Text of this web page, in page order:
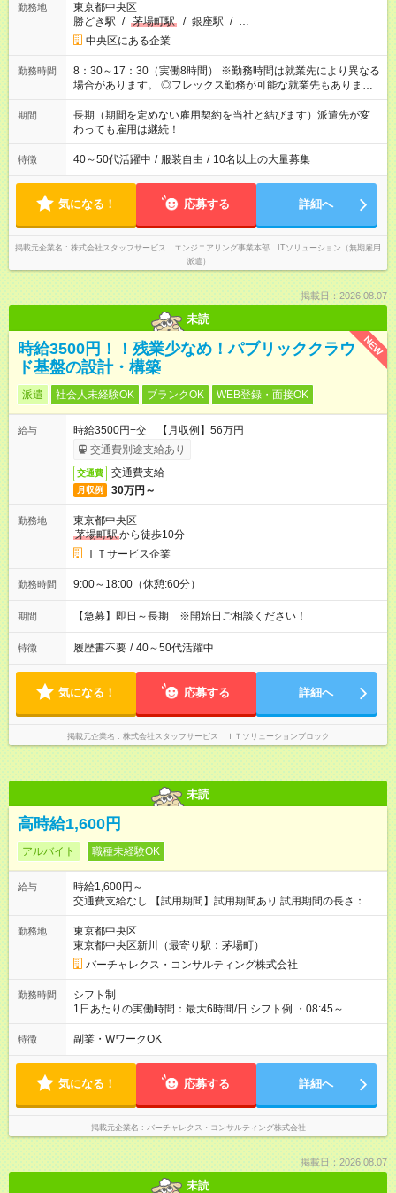
勤務地
東京都中央区
勝どき駅 / 茅場町駅 / 銀座駅 / …
中央区にある企業
勤務時間
8：30～17：30（実働8時間） ※勤務時間は就業先により異なる
場合があります。 ◎フレックス勤務が可能な就業先もありま
す。 ◎今よりもさらに働きやすい環境をつくるべく、 働き方
改革に全社をあげて取り組んでいます。
期間
長期（期間を定めない雇用契約を当社と結びます）派遣先が変
わっても雇用は継続！
特徴 40～50代活躍中 / 服装自由 / 10名以上の大量募集
気になる！ 応募する 詳細へ
掲載元企業名
株式会社スタッフサービス エンジニアリング事業本部 ITソリューション（無期雇用
派遣）
掲載日：2026.08.07
未読
NEW
時給3500円！！残業少なめ！パブリッククラウ
ド基盤の設計・構築
派遣 社会人未経験OK ブランクOK WEB登録・面接OK
給与
時給3500円+交 【月収例】56万円
交通費別途支給あり
交通費 交通費支給
月収例 30万円～
勤務地
東京都中央区
茅場町駅から徒歩10分
ＩＴサービス企業
勤務時間 9:00～18:00（休憩:60分）
期間 【急募】即日～長期 ※開始日ご相談ください！
特徴 履歴書不要 / 40～50代活躍中
気になる！ 応募する 詳細へ
掲載元企業名 株式会社スタッフサービス ＩＴソリューションブロック
未読
高時給1,600円
アルバイト 職種未経験OK
給与
時給1,600円～
交通費支給なし 【試用期間】試用期間あり 試用期間の長さ：1
ヶ月 雇用形態、給与は本採用時と同じです。
勤務地
東京都中央区
東京都中央区新川（最寄り駅：茅場町）
バーチャレクス・コンサルティング株式会社
勤務時間
シフト制
1日あたりの実働時間：最大6時間/日 シフト例 ・08:45～
13:45（休憩なし、実働5時間） ・14:00～20:00（休憩60分、
実働5時間） ・14:00～20:30（休憩60分、実働5.5時間） ・
位で支給します ＊サービス残業はありません
特徴 副業・WワークOK
気になる！ 応募する 詳細へ
掲載元企業名 バーチャレクス・コンサルティング株式会社
掲載日：2026.08.07
未読